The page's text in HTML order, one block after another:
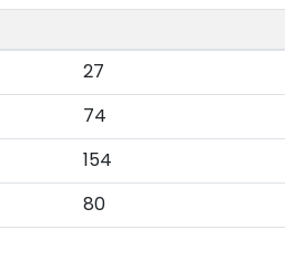
27
74
154
80